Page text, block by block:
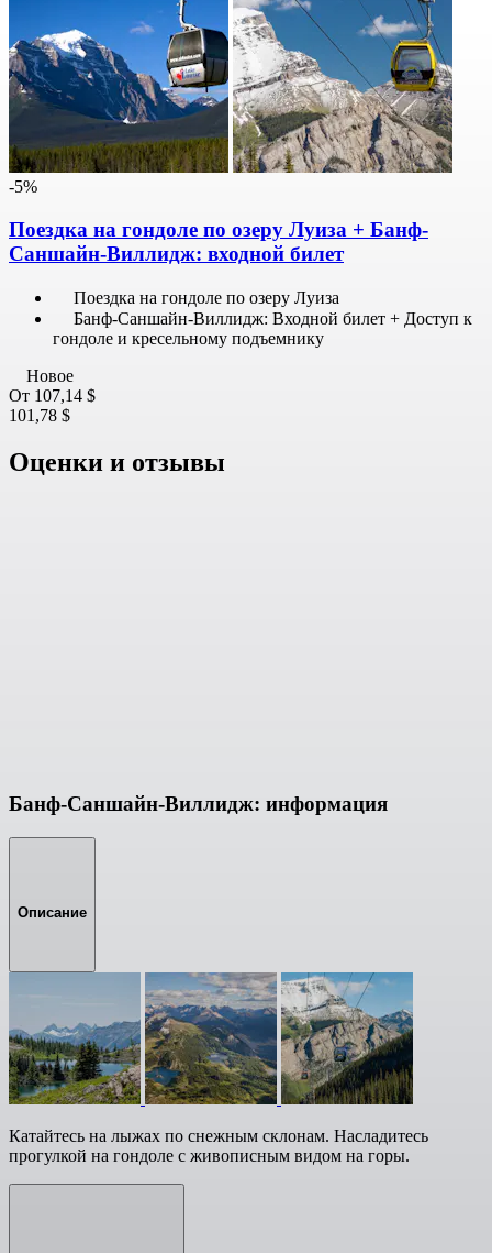
-5%
Поездка на гондоле по озеру Луиза + Банф-
Саншайн-Виллидж: входной билет
Поездка на гондоле по озеру Луиза
Банф-Саншайн-Виллидж: Входной билет + Доступ к
гондоле и кресельному подъемнику
Новое
От 107,14 $
101,78 $
Оценки и отзывы
Банф-Саншайн-Виллидж: информация
Описание
Катайтесь на лыжах по снежным склонам. Насладитесь
прогулкой на гондоле с живописным видом на горы.